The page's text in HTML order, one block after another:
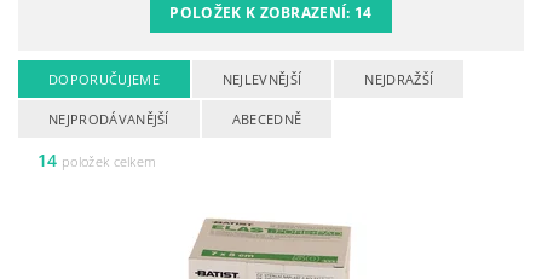
POLOŽEK K ZOBRAZENÍ: 14
DOPORUČUJEME NEJLEVNĚJŠÍ NEJDRAŽŠÍ
NEJPRODÁVANĚJŠÍ ABECEDNĚ
14 položek celkem